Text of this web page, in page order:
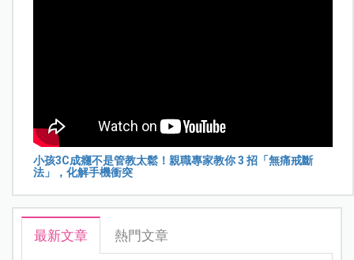
小孩3C成癮不是管教太鬆！親職專家教你 3 招「無痛戒斷
法」，化解手機衝突
最新文章 熱門文章